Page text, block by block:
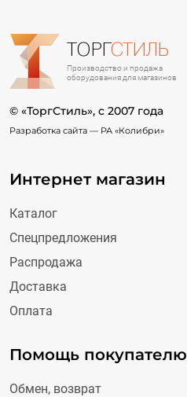
ТОРГСТИЛЬ
Производство и продажа
оборудования для магазинов
© «ТоргСтиль», c 2007 года
Разработка сайта — РА «Колибри»
Интернет магазин
Каталог
Спецпредложения
Распродажа
Доставка
Оплата
Помощь покупателю
Обмен, возврат